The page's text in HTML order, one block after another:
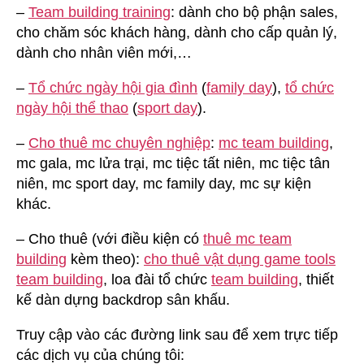
– Team building training: dành cho bộ phận sales,
cho chăm sóc khách hàng, dành cho cấp quản lý,
dành cho nhân viên mới,…
– Tổ chức ngày hội gia đình (family day), tổ chức
ngày hội thể thao (sport day).
– Cho thuê mc chuyên nghiệp: mc team building,
mc gala, mc lửa trại, mc tiệc tất niên, mc tiệc tân
niên, mc sport day, mc family day, mc sự kiện
khác.
– Cho thuê (với điều kiện có thuê mc team
building kèm theo): cho thuê vật dụng game tools
team building, loa đài tổ chức team building, thiết
kế dàn dựng backdrop sân khấu.
Truy cập vào các đường link sau để xem trực tiếp
các dịch vụ của chúng tôi: